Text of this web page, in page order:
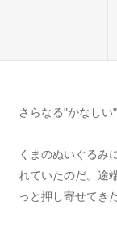
さらなる"かなしい
くまのぬいぐるみ
れていたのだ。途
っと押し寄せてきた